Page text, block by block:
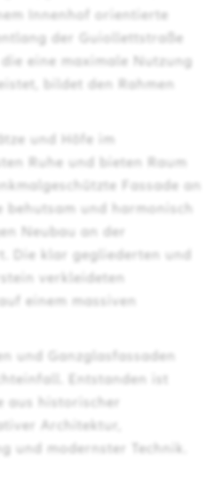
Innenhof orientierte
der Guiollettstraße
eine maximale Nutzung
bildet den Rahmen
und Höfe im
Ruhe und bieten Raum
Fassade an
und harmonisch
Neubau an der
Die klar gegliederten und
verkleideten
einem massiven
und Ganzglasfassaden
Entstanden ist
aus historischer
Architektur,
und modernster Technik.